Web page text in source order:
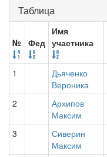
Таблица
№ Фед
Имя
участника
1
Дьяченко
Вероника
2
Архипов
Максим
3
Сиверин
Максим